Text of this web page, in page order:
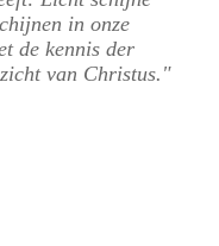
in onze
de kennis der
van Christus."